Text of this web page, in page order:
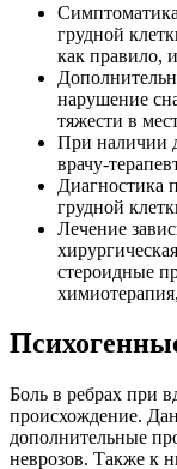
грудной
как правило,
нарушение
тяжести в
При наличии
врачу-
Диагностика
грудной
Лечение
стероидные
Боль в ребрах при
происхождение.
дополнительные
неврозов. Также к